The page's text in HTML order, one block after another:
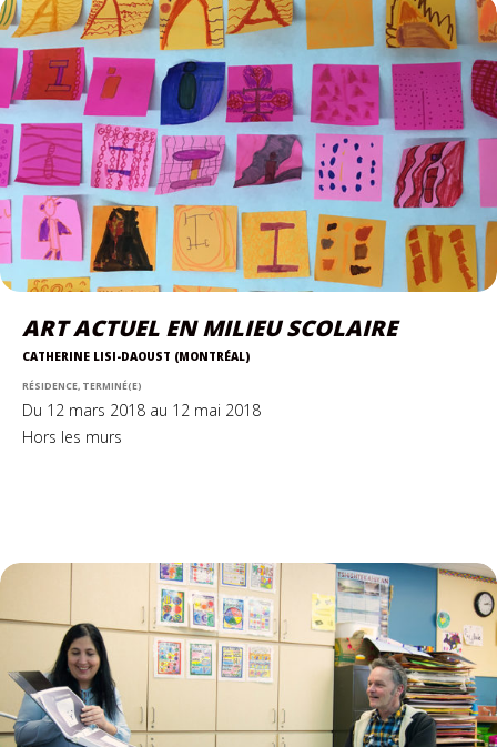
ART ACTUEL EN MILIEU SCOLAIRE
CATHERINE LISI-DAOUST (MONTRÉAL)
RÉSIDENCE, TERMINÉ(E)
Du 12 mars 2018 au 12 mai 2018
Hors les murs